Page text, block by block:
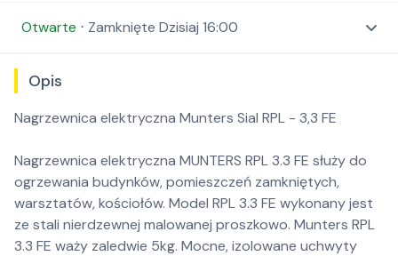
Otwarte ⋅ Zamknięte Dzisiaj 16:00
Opis
Nagrzewnica elektryczna Munters Sial RPL - 3,3 FE
Nagrzewnica elektryczna MUNTERS RPL 3.3 FE służy do
ogrzewania budynków, pomieszczeń zamkniętych,
warsztatów, kościołów. Model RPL 3.3 FE wykonany jest
ze stali nierdzewnej malowanej proszkowo. Munters RPL
3.3 FE waży zaledwie 5kg. Mocne, izolowane uchwyty